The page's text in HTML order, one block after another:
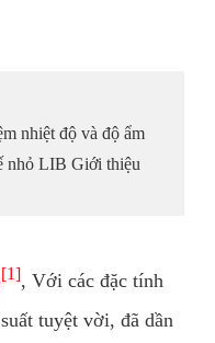
nhiệt độ và độ ẩm
nhỏ LIB Giới thiệu
[1], Với các đặc tính
tuyệt vời, đã dần